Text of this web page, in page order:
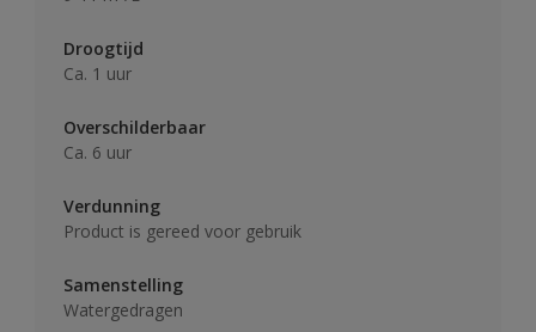
Droogtijd
Ca. 1 uur
Overschilderbaar
Ca. 6 uur
Verdunning
Product is gereed voor gebruik
Samenstelling
Watergedragen